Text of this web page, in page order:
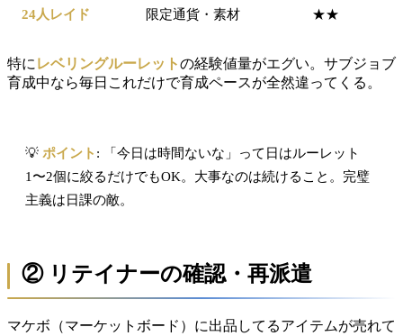
24人レイド 限定通貨・素材 ★★
特に レベリングルーレットの経験値量がエグい。サブジョブ
育成中なら毎日これだけで育成ペースが全然違ってくる。
💡 ポイント : 「今日は時間ないな」って日はルーレット
1〜2個に絞るだけでもOK。大事なのは続けること。完璧
主義は日課の敵。
② リテイナーの確認・再派遣
マケボ（マーケットボード）に出品してるアイテムが売れて